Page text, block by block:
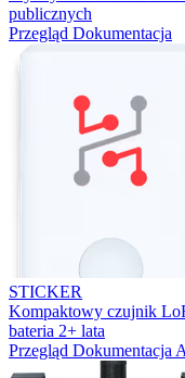
publicznych
Przegląd Dokumentacja
STICKER
Kompaktowy czujnik
bateria 2+ lata
Przegląd Dokumentacja